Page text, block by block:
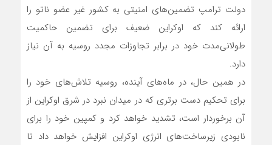
دولت ترامپ تضمین‌های امنیتی به کشور غیر عضو ناتو را
ارائه کند که اوکراین ضعیف برای تضمین حاکمیت
طولانی‌مدت خود در برابر تجاوزات مجدد روسیه به آن نیاز
دارد.
در همین حال، در ماه‌های آینده، روسیه تلاش‌های خود را
برای تحکیم دست برتری که در میدان نبرد در شرق اوکراین از
آن برخوردار است، تشدید خواهد کرد و کمپین خود را برای
نابودی زیرساخت‌های انرژی اوکراین افزایش خواهد داد تا